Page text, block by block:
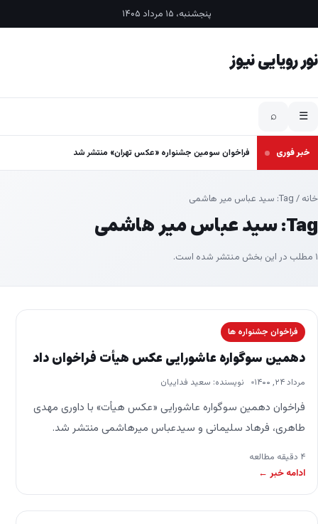
پنجشنبه، ۱۵ مرداد ۱۴۰۵
نور رویایی نیوز
☰
⌕
خبر فوری فراخوان سومین جشنواره «عکس تهران» منتشر شد
خانه / Tag: سید عباس میر هاشمی
Tag: سید عباس میر هاشمی
۱ مطلب در این بخش منتشر شده است.
فراخوان جشنواره ها
دهمین سوگواره عاشورایی عکس هیأت فراخوان داد
مرداد ۲۴, ۱۴۰۰ نویسنده: سعید فداییان
فراخوان دهمین سوگواره عاشورایی «عکس هیأت» با داوری مهدی
طاهری، فرهاد سلیمانی و سیدعباس میرهاشمی منتشر شد.
فراخوان دهمین سوگواره عاشورایی «عکس هیأت» با داوری مهدی
طاهری، فرهاد…
۴ دقیقه مطالعه
ادامه خبر ←